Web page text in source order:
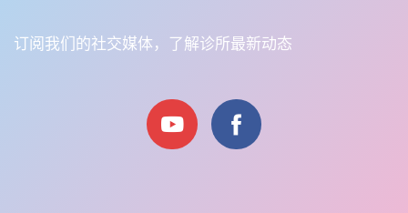
订阅我们的社交媒体，了解诊所最新动态